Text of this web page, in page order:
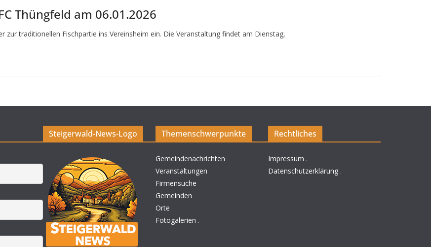
Thüngfeld am 06.01.2026
zur traditionellen Fischpartie ins Vereinsheim ein. Die Veranstaltung findet am Dienstag,
Steigerwald-News-Logo Themenschwerpunkte
Gemeindenachrichten
Veranstaltungen
Firmensuche
Gemeinden
Orte
Fotogalerien .
Rechtliches
Impressum .
Datenschutzerklärung .